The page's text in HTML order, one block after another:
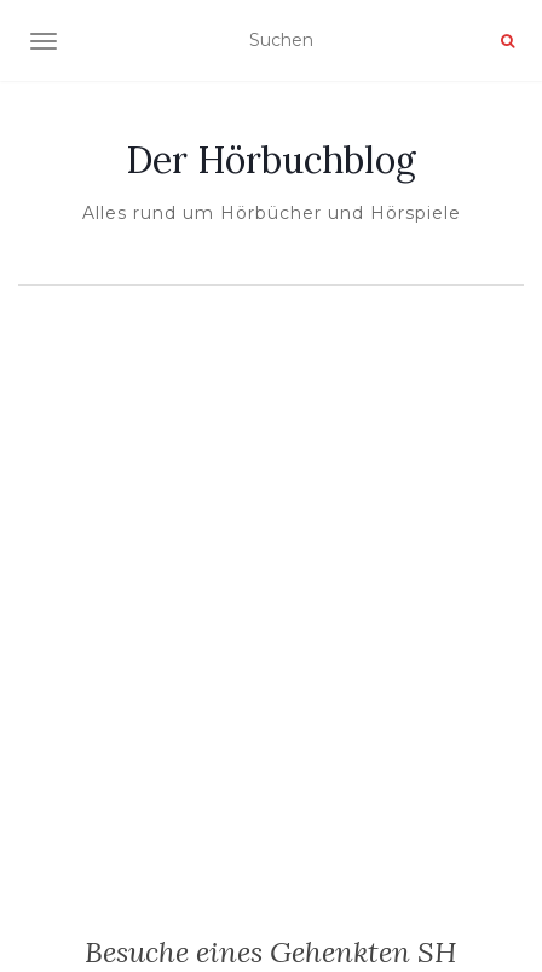
NAVIGATION UMSCHALTEN
Der Hörbuchblog
Alles rund um Hörbücher und Hörspiele
Besuche eines Gehenkten SH